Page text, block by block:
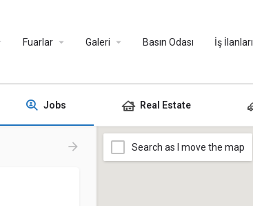
Fuarlar Galeri Basın Odası İş İlanları
Jobs Real Estate
Search as I move the map